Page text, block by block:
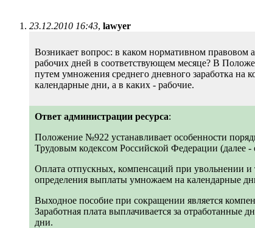
23.12.2010 16:43, lawyer
Возникает вопрос: в каком нормативном правовом
рабочих дней в соответствующем месяце? В
путем умножения среднего дневного заработка на
календарные дни, а в каких - рабочие.
Ответ администрации ресурса:
Положение №922 устанавливает особенности
Трудовым кодексом Российской Федерации (далее -
Оплата отпускных, компенсаций при увольнении и
определения выплаты умножаем на календарные
Выходное пособие при сокращении является
Заработная плата выплачивается за отработанные
дни.